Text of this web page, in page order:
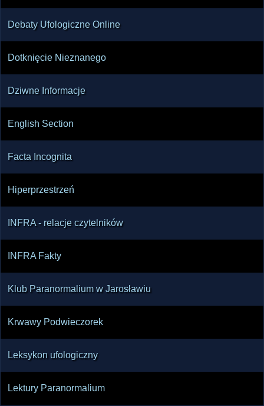
Debaty Ufologiczne Online
Dotknięcie Nieznanego
Dziwne Informacje
English Section
Facta Incognita
Hiperprzestrzeń
INFRA - relacje czytelników
INFRA Fakty
Klub Paranormalium w Jarosławiu
Krwawy Podwieczorek
Leksykon ufologiczny
Lektury Paranormalium